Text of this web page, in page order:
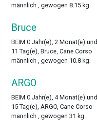
männlich , gewogen 8.15 kg.
Bruce
BEIM 0 Jahr(e), 2 Monat(e) und
11 Tag(e), Bruce, Cane Corso
männlich , gewogen 10.8 kg.
ARGO
BEIM 0 Jahr(e), 4 Monat(e) und
15 Tag(e), ARGO, Cane Corso
männlich , gewogen 31 kg.